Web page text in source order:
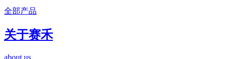
全部产品
关于赛禾
about us